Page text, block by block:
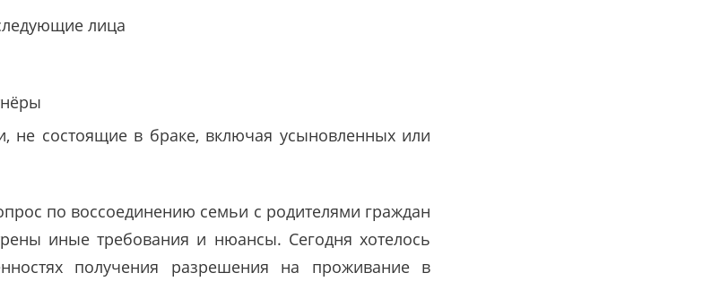
лица
не состоящие в браке, включая усыновленных или
по воссоединению семьи с родителями граждан
иные требования и нюансы. Сегодня хотелось
получения разрешения на проживание в